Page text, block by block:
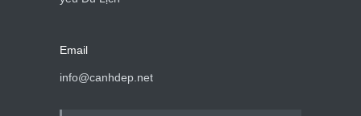
Email
info@canhdep.net